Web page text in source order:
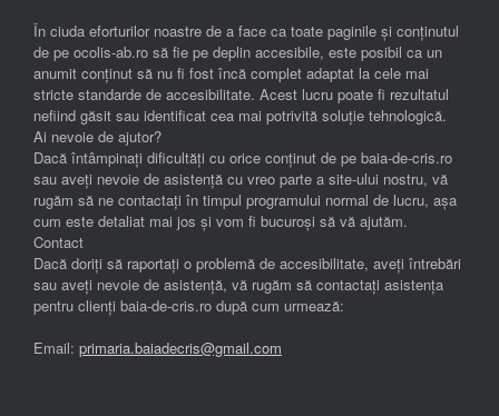
În ciuda eforturilor noastre de a face ca toate paginile și conținutul
de pe ocolis-ab.ro să fie pe deplin accesibile, este posibil ca un
anumit conținut să nu fi fost încă complet adaptat la cele mai
stricte standarde de accesibilitate. Acest lucru poate fi rezultatul
nefiind găsit sau identificat cea mai potrivită soluție tehnologică.
Ai nevoie de ajutor?
Dacă întâmpinați dificultăți cu orice conținut de pe baia-de-cris.ro
sau aveți nevoie de asistență cu vreo parte a site-ului nostru, vă
rugăm să ne contactați în timpul programului normal de lucru, așa
cum este detaliat mai jos și vom fi bucuroși să vă ajutăm.
Contact
Dacă doriți să raportați o problemă de accesibilitate, aveți întrebări
sau aveți nevoie de asistență, vă rugăm să contactați asistența
pentru clienți baia-de-cris.ro după cum urmează:
Email: primaria.baiadecris@gmail.com